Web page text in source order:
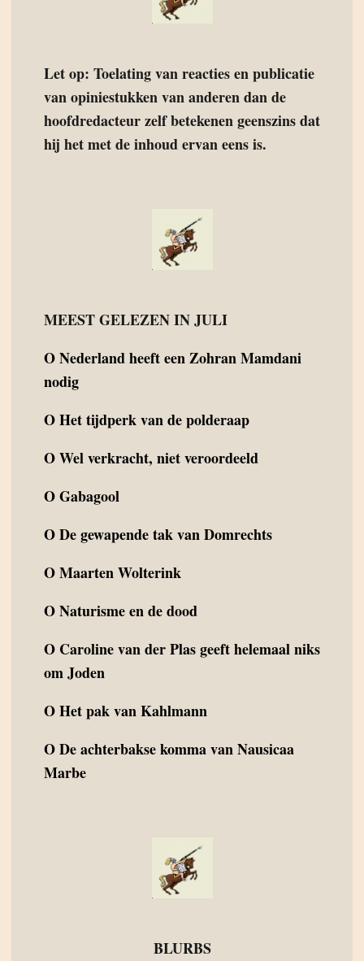
Let op: Toelating van reacties en publicatie
van opiniestukken van anderen dan de
hoofdredacteur zelf betekenen geenszins dat
hij het met de inhoud ervan eens is.
MEEST GELEZEN IN JULI
ONederland heeft een Zohran Mamdani
nodig
OHet tijdperk van de polderaap
OWel verkracht, niet veroordeeld
OGabagool
ODe gewapende tak van Domrechts
OMaarten Wolterink
ONaturisme en de dood
O Caroline van der Plas geeft helemaal niks
om Joden
OHet pak van Kahlmann
ODe achterbakse komma van Nausicaa
Marbe
BLURBS